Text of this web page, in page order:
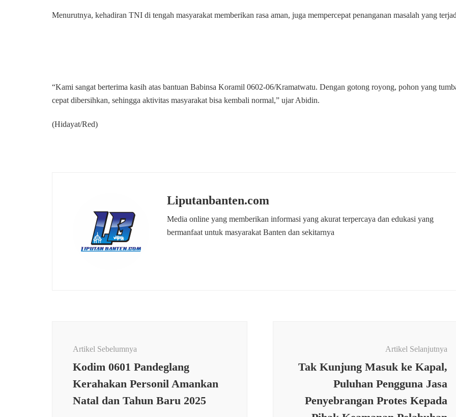
Menurutnya, kehadiran TNI di tengah masyarakat memberikan rasa aman, juga mempercepat penanganan masalah yang
“Kami sangat berterima kasih atas bantuan Babinsa Koramil 0602-06/Kramatwatu. Dengan gotong royong, pohon yang
cepat dibersihkan, sehingga aktivitas masyarakat bisa kembali normal,” ujar Abidin.
(Hidayat/Red)
Liputanbanten.com
Media online yang memberikan informasi yang akurat terpercaya dan edukasi yang
bermanfaat untuk masyarakat Banten dan sekitarnya
Artikel Sebelumnya
Kodim 0601 Pandeglang
Kerahakan Personil Amankan
Natal dan Tahun Baru 2025
Artikel Selanjutnya
Tak Kunjung Masuk ke Kapal,
Puluhan Pengguna Jasa
Penyebrangan Protes Kepada